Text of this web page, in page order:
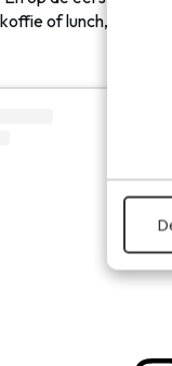
of lunch, dan